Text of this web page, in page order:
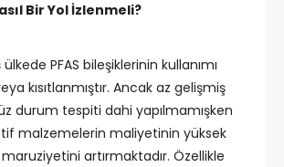
Bir Yol İzlenmeli?
PFAS bileşiklerinin kullanımı
kısıtlanmıştır. Ancak az gelişmiş
durum tespiti dahi yapılmamışken
malzemelerin maliyetinin yüksek
maruziyetini artırmaktadır. Özellikle